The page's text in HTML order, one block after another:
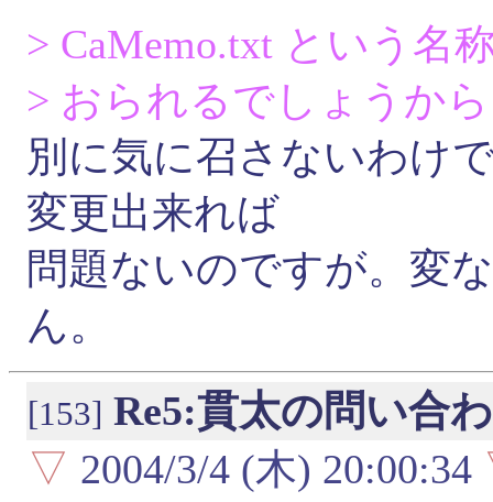
> CaMemo.txt という名
> おられるでしょうから
別に気に召さないわけ
変更出来れば
問題ないのですが。変
ん。
[153] Re5:貫太の問い合
▽ 2004/3/4 (木) 20:00:34